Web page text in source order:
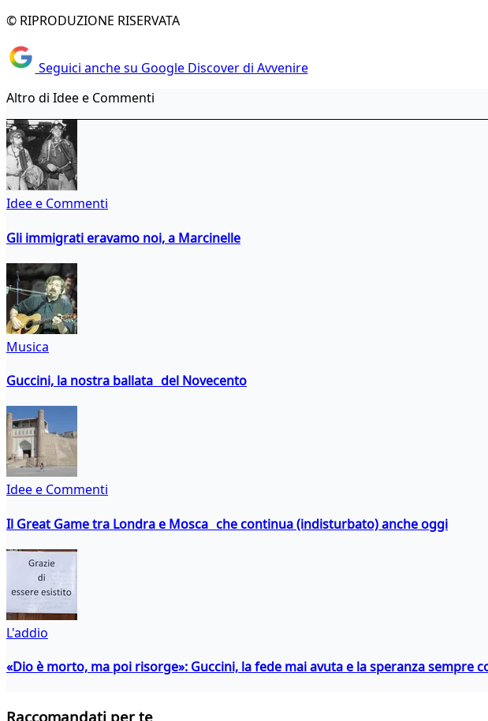
© RIPRODUZIONE RISERVATA
Seguici anche su Google Discover di Avvenire
Altro di Idee e Commenti
Idee e Commenti
Gli immigrati eravamo noi, a Marcinelle
Musica
Guccini, la nostra ballata del Novecento
Idee e Commenti
Il Great Game tra Londra e Mosca che continua (indisturbato) anche oggi
L'addio
«Dio è morto, ma poi risorge»: Guccini, la fede mai avuta e la speranza sempre
Raccomandati per te